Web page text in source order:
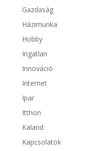
Gazdaság
Házimunka
Hobby
Ingatlan
Innováció
Internet
Ipar
Itthon
Kaland
Kapcsolatok